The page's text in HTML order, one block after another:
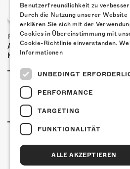
FRISCH BESTÄTIGT: URIAH
Am Sonntag, 15. November 2026
Kulturfabrik Kofmehl!
Kulturfabrik
Benutzerfreundlichkeit zu
Durch die Nutzung unserer Website
erklären Sie sich mit der
Cookies in Übereinstimmung mit
Cookie-Richtlinie einverstanden.
Informationen
UNBEDINGT
PERFORMANCE
TARGETING
FUNKTIONALITÄT
ALLE AKZEPTIEREN